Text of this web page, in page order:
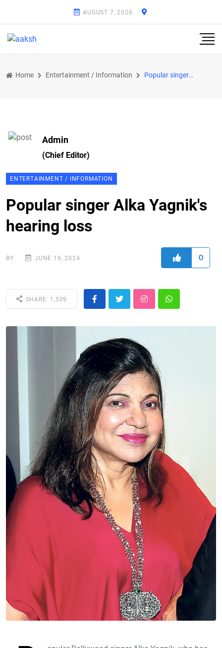
AUGUST 7, 2026
Home Entertainment / Information Popular singer Alka Yagnik's hearing loss
Admin
(Chief Editor)
ENTERTAINMENT / INFORMATION
Popular singer Alka Yagnik's
hearing loss
BY JUNE 19, 2024 0
SHARE: 1,509